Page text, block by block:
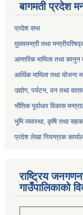
बागमती प्रदेश
प्रदेश सभा
मुख्यमन्त्री तथा
आन्तरिक मामिला तथा कानुन
आर्थिक मामिला तथा योजना
उद्योग, पर्यटन, वन तथा
भौतिक पूर्वाधार विकास
भुमि व्यवस्था, कृषि तथा
प्रदेश लेखा नियन्त्रक
राष्ट्रिय
गाउँपालिकाको